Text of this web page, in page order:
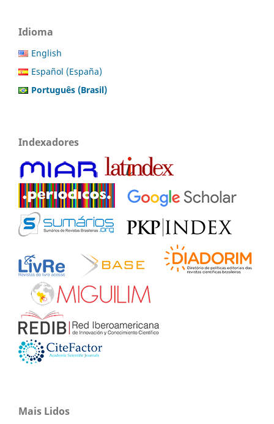
Idioma
English
Español (España)
Português (Brasil)
Indexadores
Mais Lidos